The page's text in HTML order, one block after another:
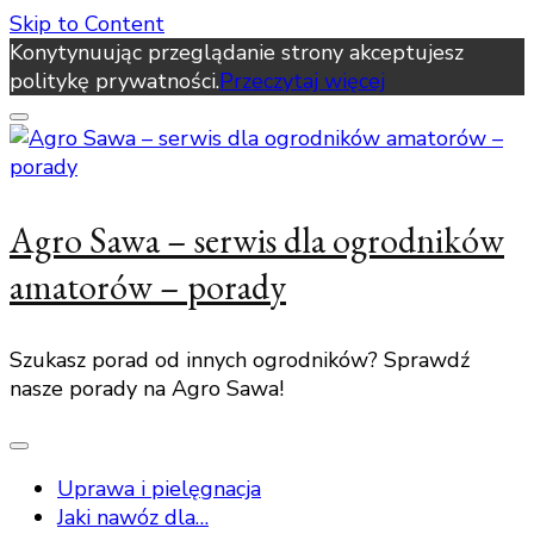
Skip to Content
Konytynuując przeglądanie strony akceptujesz
politykę prywatności.Przeczytaj więcej
Agro Sawa – serwis dla ogrodników
amatorów – porady
Szukasz porad od innych ogrodników? Sprawdź
nasze porady na Agro Sawa!
Uprawa i pielęgnacja
Jaki nawóz dla…